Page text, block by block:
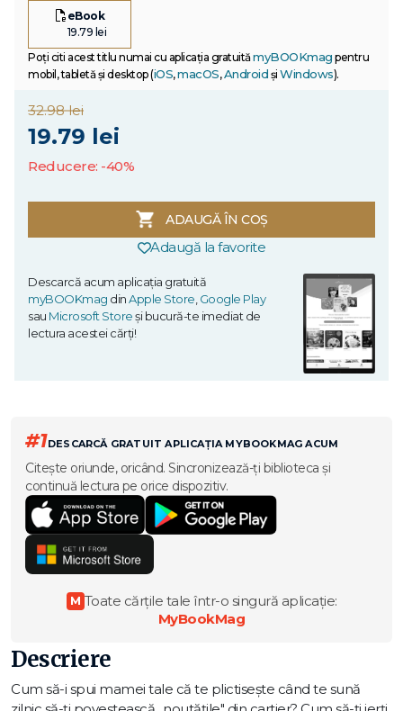
eBook
19.79 lei
Poți citi acest titlu numai cu aplicația gratuitămyBOOKmag pentru
mobil, tabletă și desktop (iOS,macOS,Android și Windows).
32.98 lei
19.79 lei
Reducere: -40%
ADAUGĂ ÎN COȘ
Adaugă la favorite
Descarcă acum aplicația gratuită
myBOOKmag dinApple Store Google Play
sau Microsoft Storeși bucură-te imediat de
lectura acestei cărți!
#1DESCARCĂ GRATUIT APLICAȚIA MYBOOKMAG ACUM
Citește oriunde, oricând. Sincronizează-ți biblioteca și
continuă lectura pe orice dispozitiv.
M Toate cărțile tale într-o singură aplicație:
MyBookMag
Descriere
Cum să-i spui mamei tale că te plictisește când te sună